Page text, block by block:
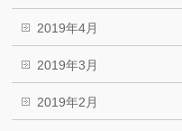
2019年4月
2019年3月
2019年2月